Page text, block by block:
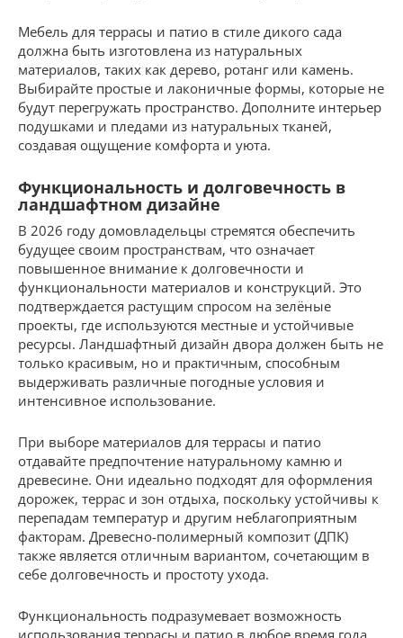
Мебель для террасы и патио в стиле дикого сада
должна быть изготовлена из натуральных
материалов, таких как дерево, ротанг или камень.
Выбирайте простые и лаконичные формы, которые не
будут перегружать пространство. Дополните интерьер
подушками и пледами из натуральных тканей,
создавая ощущение комфорта и уюта.
Функциональность и долговечность в
ландшафтном дизайне
В 2026 году домовладельцы стремятся обеспечить
будущее своим пространствам, что означает
повышенное внимание к долговечности и
функциональности материалов и конструкций. Это
подтверждается растущим спросом на зелёные
проекты, где используются местные и устойчивые
ресурсы. Ландшафтный дизайн двора должен быть не
только красивым, но и практичным, способным
выдерживать различные погодные условия и
интенсивное использование.
При выборе материалов для террасы и патио
отдавайте предпочтение натуральному камню и
древесине. Они идеально подходят для оформления
дорожек, террас и зон отдыха, поскольку устойчивы к
перепадам температур и другим неблагоприятным
факторам. Древесно-полимерный композит (ДПК)
также является отличным вариантом, сочетающим в
себе долговечность и простоту ухода.
Функциональность подразумевает возможность
использования террасы и патио в любое время года.